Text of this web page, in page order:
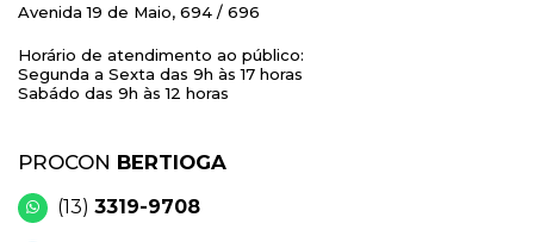
Avenida 19 de Maio, 694 / 696
Horário de atendimento ao público:
Segunda a Sexta das 9h às 17 horas
Sabádo das 9h às 12 horas
PROCON BERTIOGA
(13) 3319-9708